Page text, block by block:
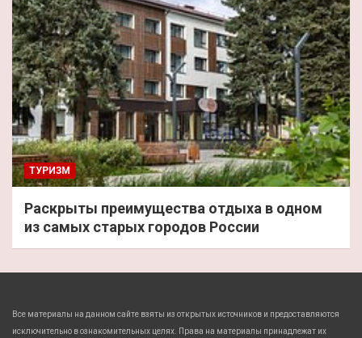
ТУРИЗМ
Раскрыты преимущества отдыха в одном
из самых старых городов России
Все материалы на данном сайте взяты из открытых источников и предоставляются
исключительно в ознакомительных целях. Права на материалы принадлежат их